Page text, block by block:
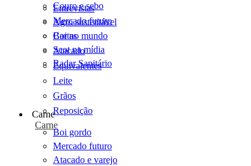
Entrevistas
Agro sustentável
Cartas
Scot na mídia
Radar Sanitário
Couro e sebo
Mercado futuro
Boi no mundo
Atacado
Equivalentes
Leite
Grãos
Reposição
Carne
Carne
Boi gordo
Mercado futuro
Atacado e varejo